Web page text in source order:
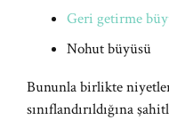
Geri getirme
Nohut büyüsü
Bununla birlikte
sınıflandırıldığına